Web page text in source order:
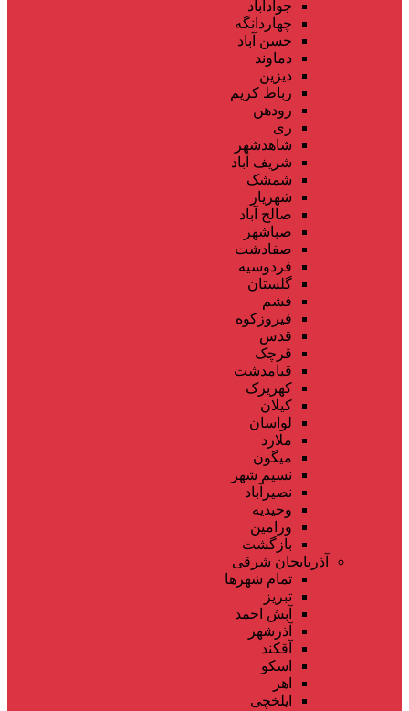
جوادآباد
چهاردانگه
حسن آباد
دماوند
دیزین
رباط کریم
رودهن
ری
شاهدشهر
شریف آباد
شمشک
شهریار
صالح آباد
صباشهر
صفادشت
فردوسیه
گلستان
فشم
فیروزکوه
قدس
قرچک
قیامدشت
کهریزک
کیلان
لواسان
ملارد
میگون
نسیم شهر
نصیرآباد
وحیدیه
ورامین
بازگشت
آذربایجان شرقی
تمام شهر‌ها
تبریز
آبش احمد
آذرشهر
آقکند
اسکو
اهر
ایلخچی